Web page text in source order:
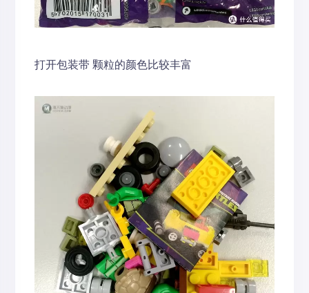
打开包装带 颗粒的颜色比较丰富